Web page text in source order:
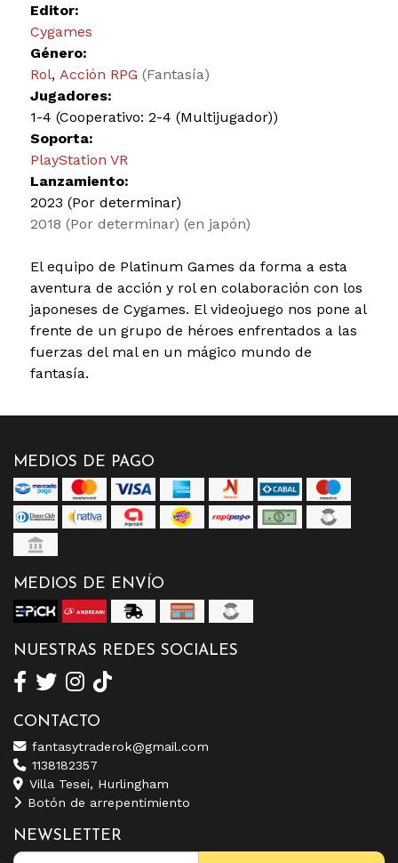
Editor:
Cygames
Género:
Rol, Acción RPG (Fantasía)
Jugadores:
1-4 (Cooperativo: 2-4 (Multijugador))
Soporta:
PlayStation VR
Lanzamiento:
2023 (Por determinar)
2018 (Por determinar) (en japón)
El equipo de Platinum Games da forma a esta
aventura de acción y rol en colaboración con los
japoneses de Cygames. El videojuego nos pone al
frente de un grupo de héroes enfrentados a las
fuerzas del mal en un mágico mundo de
fantasía.
MEDIOS DE PAGO
MEDIOS DE ENVÍO
NUESTRAS REDES SOCIALES
CONTACTO
fantasytraderok@gmail.com
1138182357
Villa Tesei, Hurlingham
Botón de arrepentimiento
NEWSLETTER